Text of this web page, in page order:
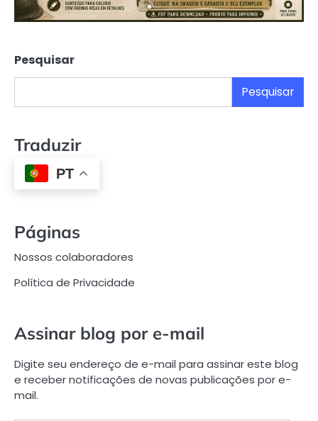
Pesquisar
Pesquisar
Traduzir
PT
Páginas
Nossos colaboradores
Política de Privacidade
Assinar blog por e-mail
Digite seu endereço de e-mail para assinar este blog
e receber notificações de novas publicações por e-
mail.